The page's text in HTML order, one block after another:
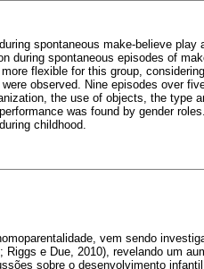
spontaneous make-believe play
during spontaneous episodes of
flexible for this group,
observed. Nine episodes over
the use of objects, the type
was found by gender
childhood.
vem sendo
Riggs e Due, 2010), revelando um
sobre o desenvolvimento